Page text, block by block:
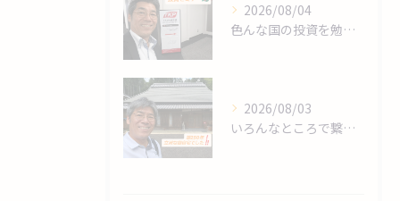
2026/08/04
色んな国の投資を勉強します❗
2026/08/03
いろんなところで繋がりますね～❗